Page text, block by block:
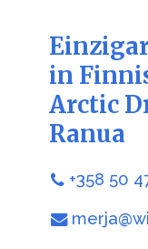
in
Arctic
Ranua
+358 50